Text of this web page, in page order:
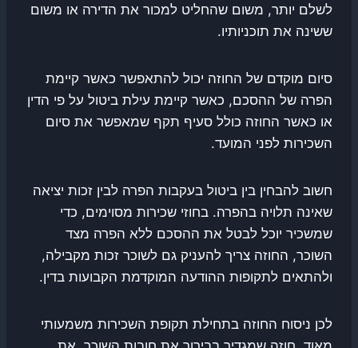
לשלם יותר, משום שהחליט למכור את הדירה או משום
ששינה את תוכניותיו.
סיום מוקדם של החוזה יכול להתאפשר כאשר קיימת
הפרה של ההסכם, כאשר קיימת עילת ביטול על פי הדין
או כאשר החוזה כולל סעיף תקף שמאפשר את סיום
השכירות לפני המועד.
חשוב להבחין בין ביטול בעקבות הפרה לבין זכות יציאה
שאינה תלויה בהפרה. בחוזי שכירות מסוימים, כדי
שמשכיר יוכל לבטל את ההסכם ללא הפרה מצד
השוכר, החוזה צריך להעניק גם לשוכר זכות מקבילה,
ולהתאים לתקופות ההודעה המוקדמת הקבועות בדין.
לכן ניסוח החוזה בתחילת תקופת השכירות משמעותי